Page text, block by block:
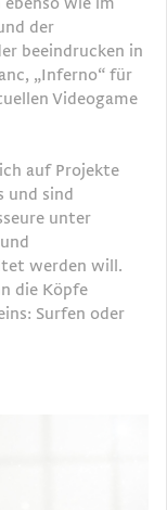
der
beeindrucken in
„Inferno“ für
Videogame
auf Projekte
und sind
unter
werden will.
die Köpfe
Surfen oder